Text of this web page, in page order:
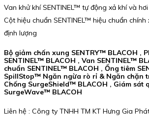
Van khử khí SENTINEL™ tự động xả khí và
Cột hiệu chuẩn SENTINEL™ hiệu chuẩn
định lượng
Bộ giảm chấn xung SENTRY™ BLACOH ,
SENTINEL™ BLACOH , Van SENTINEL™
chuẩn SENTINEL™ BLACOH , Ống tiêm
SpillStop™ Ngăn ngừa rò rỉ & Ngăn chặn
Chống SurgeShield™ BLACOH , Giám sát
SurgeWave™ BLACOH
Liên hệ : Công ty TNHH TM KT Hưng Gia